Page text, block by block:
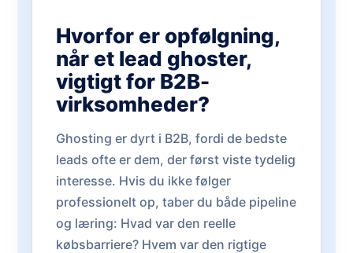
Hvorfor er opfølgning,
når et lead ghoster,
vigtigt for B2B-
virksomheder?
Ghosting er dyrt i B2B, fordi de bedste
leads ofte er dem, der først viste tydelig
interesse. Hvis du ikke følger
professionelt op, taber du både pipeline
og læring: Hvad var den reelle
købsbarriere? Hvem var den rigtige